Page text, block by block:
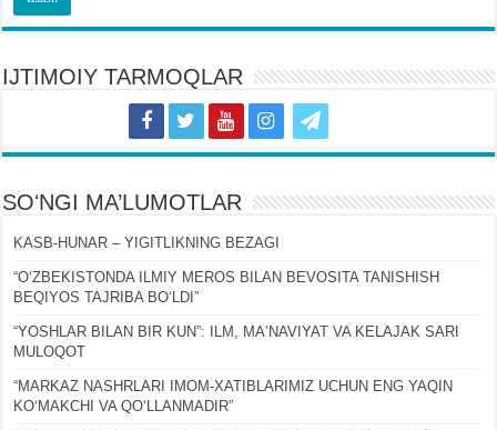
IJTIMOIY TARMOQLAR
SOʻNGI MA’LUMOTLAR
KASB-HUNAR – YIGITLIKNING BEZAGI
“OʻZBEKISTONDA ILMIY MEROS BILAN BEVOSITA TANISHISH
BEQIYOS TAJRIBA BOʻLDI”
“YOSHLAR BILAN BIR KUN”: ILM, MAʼNAVIYAT VA KELAJAK SARI
MULOQOT
“MARKAZ NASHRLARI IMOM-XATIBLARIMIZ UCHUN ENG YAQIN
KOʻMAKCHI VA QOʻLLANMADIR”